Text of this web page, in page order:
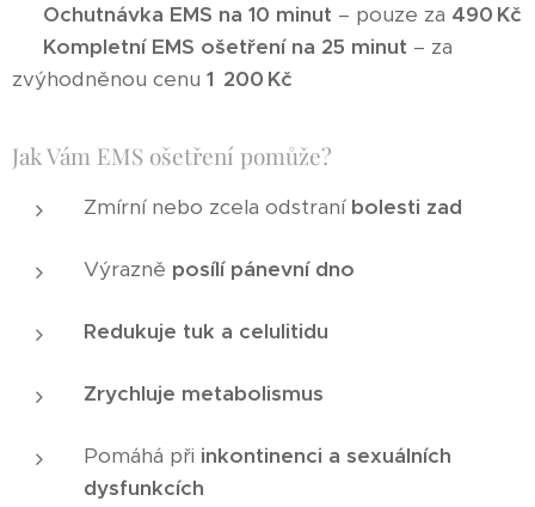
Ochutnávka EMS na 10 minut – pouze za 490 Kč
Kompletní EMS ošetření na 25 minut – za
zvýhodněnou cenu 1 200 Kč
Jak Vám EMS ošetření pomůže?
Zmírní nebo zcela odstraní bolesti zad
Výrazně posílí pánevní dno
Redukuje tuk a celulitidu
Zrychluje metabolismus
Pomáhá při inkontinenci a sexuálních
dysfunkcích